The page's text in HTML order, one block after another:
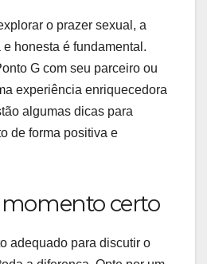
o prazer sexual, a
honesta é fundamental.
G com seu parceiro ou
experiência enriquecedora
algumas dicas para
de forma positiva e
momento certo
adequado para discutir o